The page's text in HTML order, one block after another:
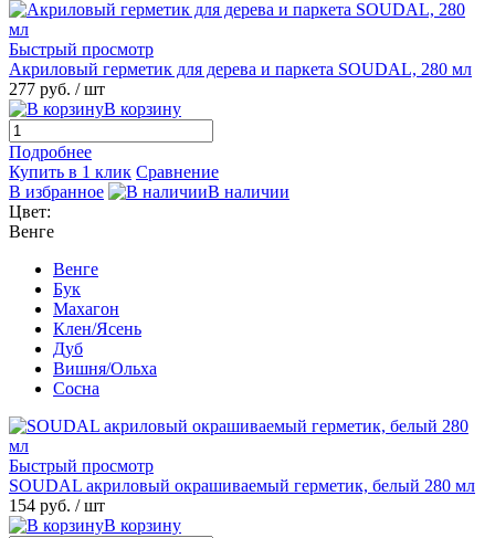
Быстрый просмотр
Акриловый герметик для дерева и паркета SOUDAL, 280 мл
277 руб. / шт
В корзину
Подробнее
Купить в 1 клик Сравнение
В избранное
В наличии
Цвет:
Венге
Венге
Бук
Махагон
Клен/Ясень
Дуб
Вишня/Ольха
Сосна
Быстрый просмотр
SOUDAL акриловый окрашиваемый герметик, белый 280 мл
154 руб. / шт
В корзину